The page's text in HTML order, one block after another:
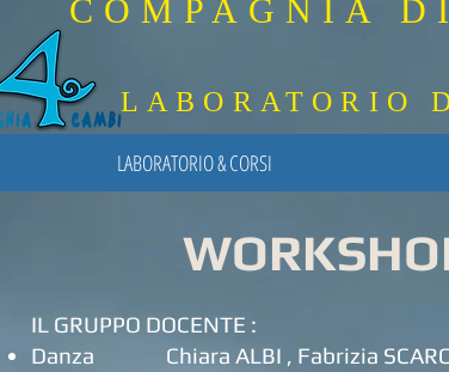
COMPAGNIA
LABORATORIO
LABORATORIO & CORSI
IL GRUPPO DOCENTE :
Danza Chiara ALBI , Fabrizia